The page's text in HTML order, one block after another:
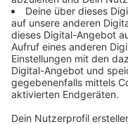
Heine.
Anzeige
Weitere Infos